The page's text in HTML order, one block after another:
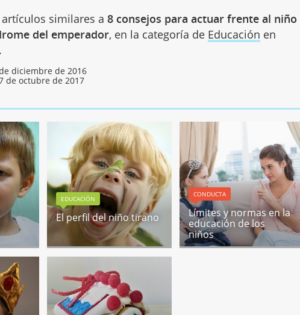
artículos similares a8 consejos para actuar frente al niño
del emperador, en la categoría de Educación en
diciembre de 2016
de octubre de 2017
EDUCACIÓN
El perfil del niño tirano
CONDUCTA
Límites y normas en la
educación de los
niños